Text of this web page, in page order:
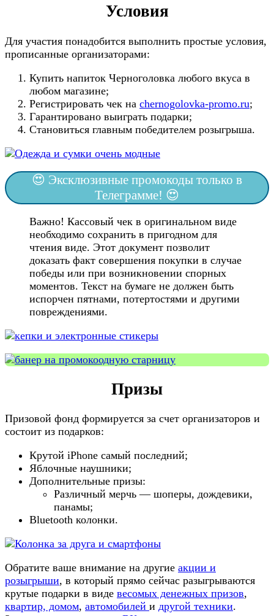
Условия
Для участия понадобится выполнить простые условия,
прописанные организаторами:
Купить напиток Черноголовка любого вкуса в
любом магазине;
Регистрировать чек на chernogolovka-promo.ru;
Гарантировано выиграть подарки;
Становиться главным победителем розыгрыша.
😍 Эксклюзивные промокоды только в
Телеграмме! 😍
Важно! Кассовый чек в оригинальном виде
необходимо сохранить в пригодном для
чтения виде. Этот документ позволит
доказать факт совершения покупки в случае
победы или при возникновении спорных
моментов. Текст на бумаге не должен быть
испорчен пятнами, потертостями и другими
повреждениями.
Призы
Призовой фонд формируется за счет организаторов и
состоит из подарков:
Крутой iPhone самый последний;
Яблочные наушники;
Дополнительные призы:
Различный мерчь — шоперы, дождевики,
панамы;
Bluetooth колонки.
Обратите ваше внимание на другие акции и
розыгрыши, в который прямо сейчас разыгрываются
крутые подарки в виде весомых денежных призов,
квартир, домом, автомобилей и другой техники.